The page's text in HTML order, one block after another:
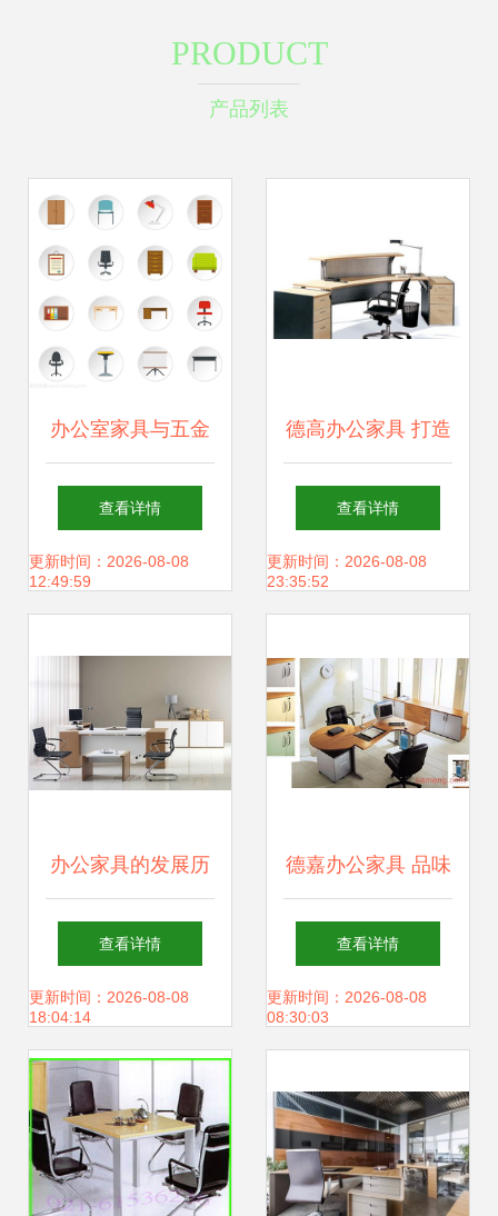
PRODUCT
产品列表
办公室家具与五金
交电平面图标风格
设计指南
查看详情
更新时间：2026-08-08
12:49:59
德高办公家具 打造
高效与美学兼备的
现代办公空间
查看详情
更新时间：2026-08-08
23:35:52
办公家具的发展历
程 从传统到智能的
进化
查看详情
更新时间：2026-08-08
18:04:14
德嘉办公家具 品味
与实用的完美结合
查看详情
更新时间：2026-08-08
08:30:03